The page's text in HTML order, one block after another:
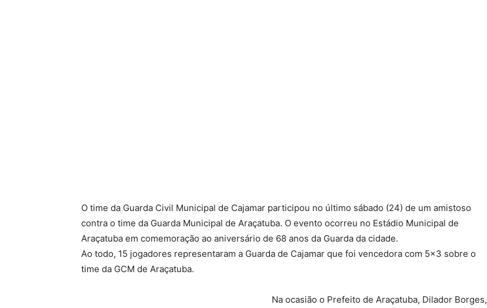
O time da Guarda Civil Municipal de Cajamar participou no último sábado (24) de um amistoso
contra o time da Guarda Municipal de Araçatuba. O evento ocorreu no Estádio Municipal de
Araçatuba em comemoração ao aniversário de 68 anos da Guarda da cidade.
Ao todo, 15 jogadores representaram a Guarda de Cajamar que foi vencedora com 5×3 sobre o
time da GCM de Araçatuba.
Na ocasião o Prefeito de Araçatuba, Dilador Borges,